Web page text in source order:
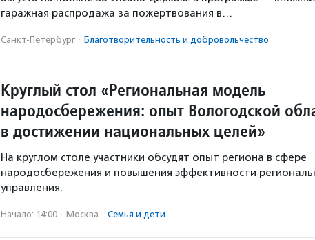
гаражная распродажа за пожертвования в…
Санкт-Петербург · Благотвори­тель­ность и доброволь­чест­во
Круглый стол «Региональная модель
народосбережения: опыт Вологодской
в достижении национальных целей»
На круглом столе участники обсудят опыт региона в сфере
народосбережения и повышения эффективности
управления.
Начало: 14:00 · Москва · Семья и дети